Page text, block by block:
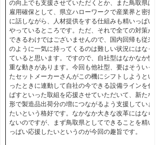
の向上でも支援させていただくとか、また鳥取県は
雇用確保として、県立ハローワークで産業界と密接
に話しながら、人材提供をする仕組みも精いっぱい
やっているところです。ただ、それで全ての対策が
できるわけではございませんので、国内回帰も従来
のように一気に持ってくるのは難しい状況にはなっ
ていると思います。ですので、自社型はなかなか慎
重な動きがあります。今回も他社型、要はそういっ
たセットメーカーさんがこの機にシフトしようとい
ったときに連動して自社の今できる設備ラインを伸
ばすといった取組を応援させていただいて、新たな
形で製造品出荷分の増につながるよう支援していき
たいという格好です。なかなか大きな改革にはなら
ないのですが、まず鳥取県としてできることを精い
っぱい応援したいというのが今回の趣旨です。